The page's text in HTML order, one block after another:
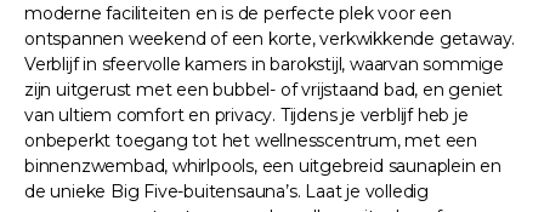
moderne faciliteiten en is de perfecte plek voor een
ontspannen weekend of een korte, verkwikkende getaway.
Verblijf in sfeervolle kamers in barokstijl, waarvan sommige
zijn uitgerust met een bubbel- of vrijstaand bad, en geniet
van ultiem comfort en privacy. Tijdens je verblijf heb je
onbeperkt toegang tot het wellnesscentrum, met een
binnenzwembad, whirlpools, een uitgebreid saunaplein en
de unieke Big Five-buitensauna’s. Laat je volledig